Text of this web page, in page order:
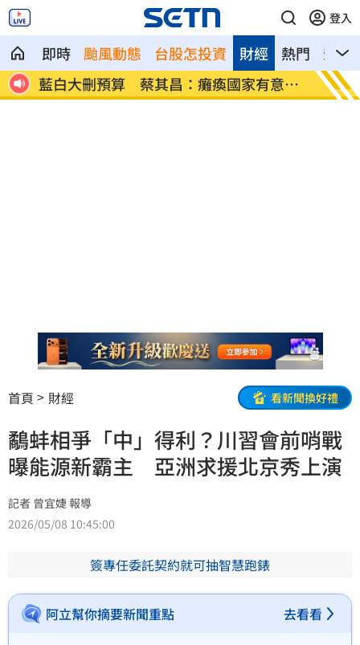
登入
即時 颱風動態 台股怎投資 熱門 影音
財經
局
藍白大刪預算 蔡其昌：癱瘓國家有意
義？
台中
了
首頁 財經 看新聞換好禮
鷸蚌相爭「中」得利？川習會前哨戰
曝能源新霸主 亞洲求援北京秀上演
記者 曾宜婕 報導
2026/05/08 10:45:00
簽專任委託契約就可抽智慧跑錶
阿立幫你摘要新聞重點 去看看